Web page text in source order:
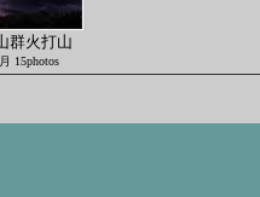
群火打山
15photos